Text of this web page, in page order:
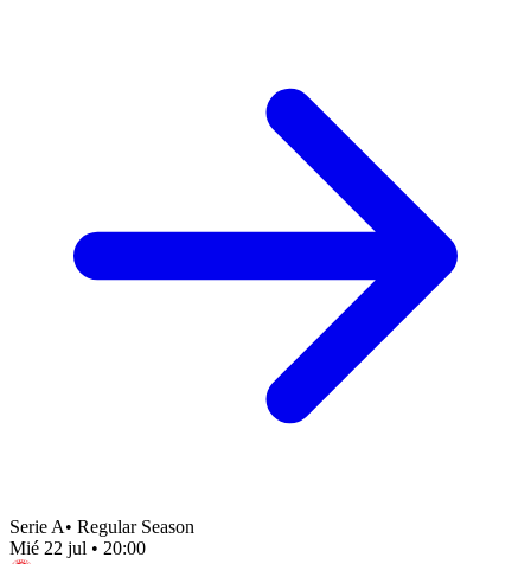
Serie A• Regular Season
Mié 22 jul • 20:00